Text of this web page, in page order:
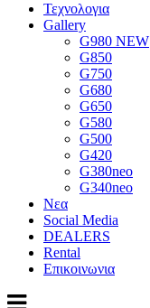
Τεχνολογια
Gallery
G980 NEW
G850
G750
G680
G650
G580
G500
G420
G380neo
G340neo
Νεα
Social Media
DEALERS
Rental
Επικοινωνια